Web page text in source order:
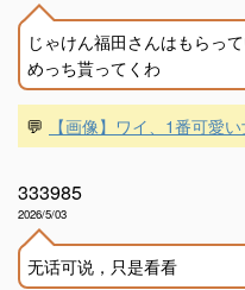
じゃけん福田さんはもらっ
めっち貰ってくわ
💬 【画像】ワイ、1番可愛
333985
2026/5/03
无话可说，只是看看